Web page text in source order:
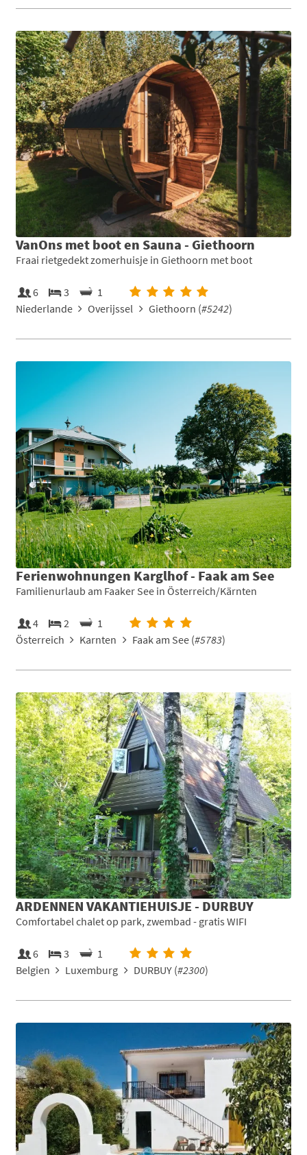
VanOns met boot en Sauna - Giethoorn
Fraai rietgedekt zomerhuisje in Giethoorn met boot
6 3
1
Niederlande
Overijssel Giethoorn (#5242)
Ferienwohnungen Karglhof - Faak am See
Familienurlaub am Faaker See in Österreich/Kärnten
4 2
1
Österreich
Karnten Faak am See (#5783)
ARDENNEN VAKANTIEHUISJE - DURBUY
Comfortabel chalet op park, zwembad - gratis WIFI
6 3
1
Belgien
Luxemburg DURBUY (#2300)